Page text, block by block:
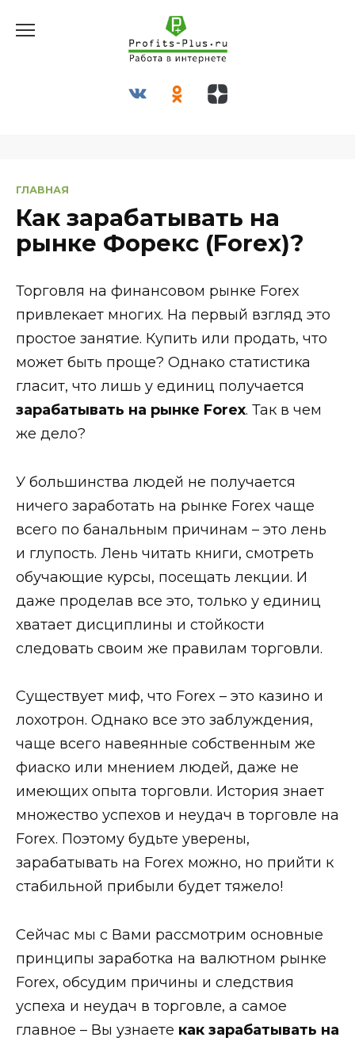
ГЛАВНАЯ
Как зарабатывать на
рынке Форекс (Forex)?
Торговля на финансовом рынке Forex
привлекает многих. На первый взгляд это
простое занятие. Купить или продать, что
может быть проще? Однако статистика
гласит, что лишь у единиц получается
зарабатывать на рынке Forex. Так в чем
же дело?
У большинства людей не получается
ничего заработать на рынке Forex чаще
всего по банальным причинам – это лень
и глупость. Лень читать книги, смотреть
обучающие курсы, посещать лекции. И
даже проделав все это, только у единиц
хватает дисциплины и стойкости
следовать своим же правилам торговли.
Существует миф, что Forex – это казино и
лохотрон. Однако все это заблуждения,
чаще всего навеянные собственным же
фиаско или мнением людей, даже не
имеющих опыта торговли. История знает
множество успехов и неудач в торговле на
Forex. Поэтому будьте уверены,
зарабатывать на Forex можно, но прийти к
стабильной прибыли будет тяжело!
Сейчас мы с Вами рассмотрим основные
принципы заработка на валютном рынке
Forex, обсудим причины и следствия
успеха и неудач в торговле, а самое
главное – Вы узнаете как зарабатывать на